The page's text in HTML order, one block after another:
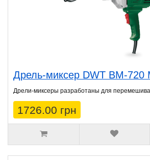
Дрель-миксер DWT BM-720
Дрели-миксеры разработаны для
1726.00 грн